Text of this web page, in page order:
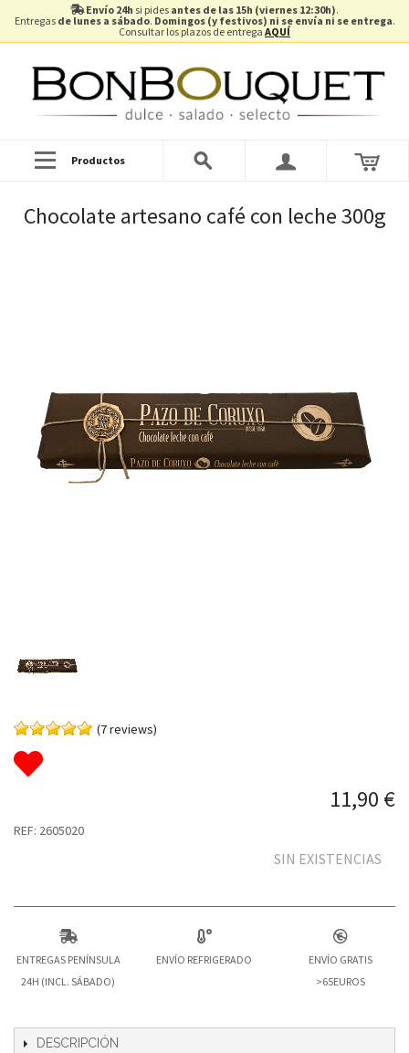
Envío 24h si pides antes de las 15h (viernes 12:30h).
Entregas de lunes a sábado. Domingos (y festivos) ni se envía ni se entrega.
Consultar los plazos de entrega AQUÍ
Productos
Chocolate artesano café con leche 300g
(7 reviews)
11,90 €
REF: 2605020
SIN EXISTENCIAS
ENTREGAS PENÍNSULA
24H (INCL. SÁBADO)
ENVÍO REFRIGERADO
ENVÍO GRATIS
>65EUROS
DESCRIPCIÓN